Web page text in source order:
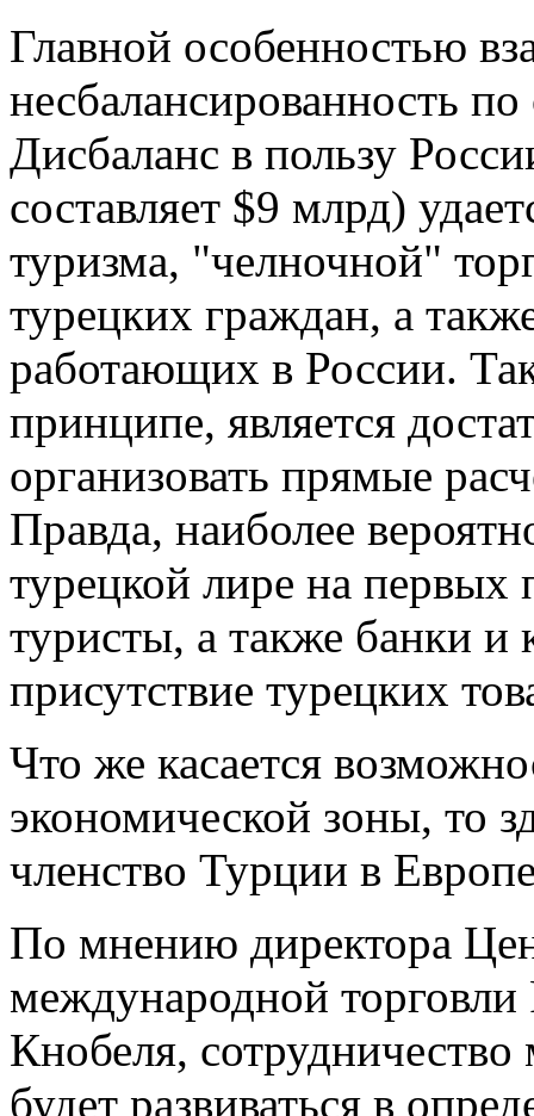
Главной особенностью
несбалансированность
Дисбаланс в пользу
составляет $9 млрд)
туризма, "челночной"
турецких граждан, а
работающих в России.
принципе, является
организовать прямые
Правда, наиболее
турецкой лире на первых
туристы, а также банки и
присутствие турецких
Что же касается
экономической зоны, то
членство Турции в
По мнению директора
международной
Кнобеля,
будет развиваться в